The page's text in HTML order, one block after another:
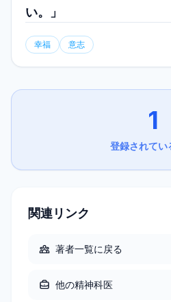
い。」
幸福 意志
1
登録されてい
関連リンク
著者一覧に戻る
他の精神科医